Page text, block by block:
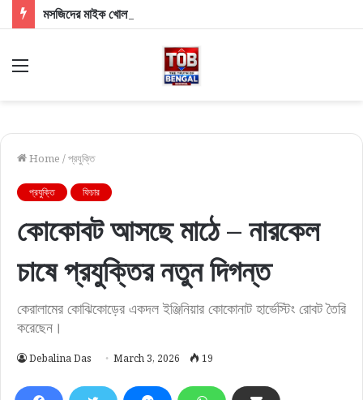
Menu
Home /প্রযুক্তি
প্রযুক্তি ফিচার
কোকোবট আসছে মাঠে – নারকেল
চাষে প্রযুক্তির নতুন দিগন্ত
কেরালামের কোঝিকোড়ের একদল ইঞ্জিনিয়ার কোকোনাট হার্ভেস্টিং রোবট তৈরি
করেছেন।
Debalina Das March 3, 2026 19